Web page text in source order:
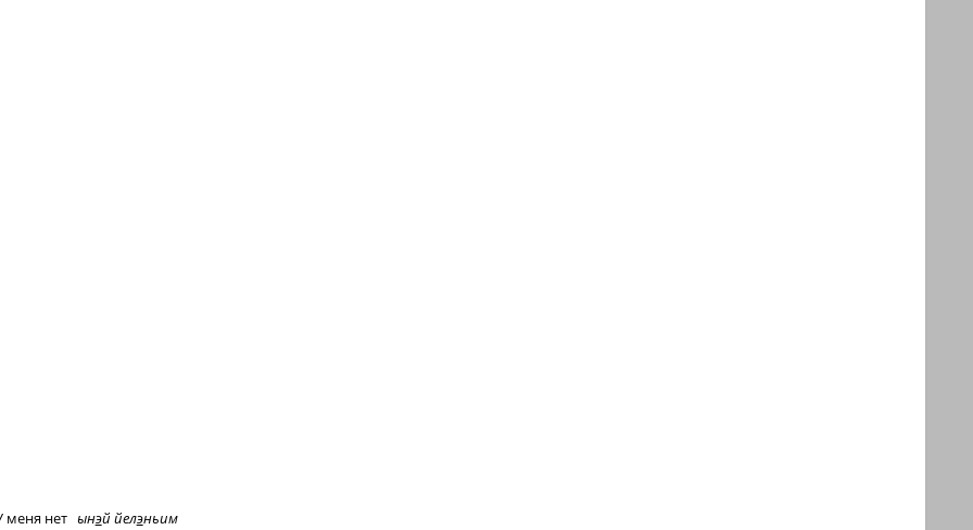
меня нет ынэй йелэньим